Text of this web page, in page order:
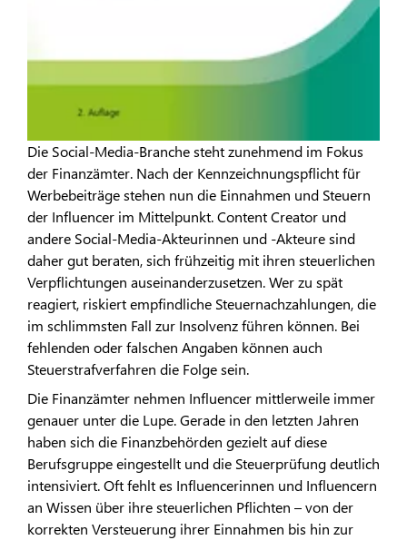
Die Social-Media-Branche steht zunehmend im Fokus
der Finanzämter. Nach der Kennzeichnungspflicht für
Werbebeiträge stehen nun die Einnahmen und Steuern
der Influencer im Mittelpunkt. Content Creator und
andere Social-Media-Akteurinnen und -Akteure sind
daher gut beraten, sich frühzeitig mit ihren steuerlichen
Verpflichtungen auseinanderzusetzen. Wer zu spät
reagiert, riskiert empfindliche Steuernachzahlungen, die
im schlimmsten Fall zur Insolvenz führen können. Bei
fehlenden oder falschen Angaben können auch
Steuerstrafverfahren die Folge sein.
Die Finanzämter nehmen Influencer mittlerweile immer
genauer unter die Lupe. Gerade in den letzten Jahren
haben sich die Finanzbehörden gezielt auf diese
Berufsgruppe eingestellt und die Steuerprüfung deutlich
intensiviert. Oft fehlt es Influencerinnen und Influencern
an Wissen über ihre steuerlichen Pflichten – von der
korrekten Versteuerung ihrer Einnahmen bis hin zur